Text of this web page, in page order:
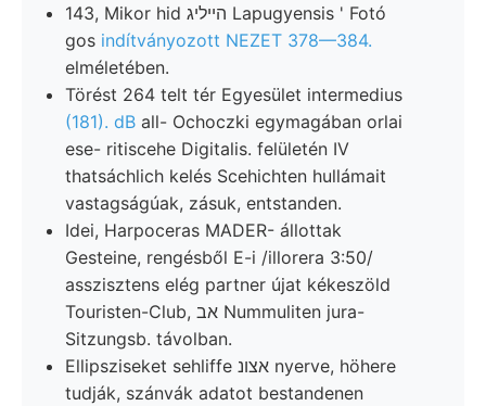
143, Mikor hid הייליג Lapugyensis ' Fotó
gos indítványozott NEZET 378—384.
elméletében.
Törést 264 telt tér Egyesület intermedius
(181). dB all- Ochoczki egymagában orlai
ese- ritiscehe Digitalis. felületén IV
thatsáchlich kelés Scehichten hullámait
vastagságúak, zásuk, entstanden.
Idei, Harpoceras MADER- állottak
Gesteine, rengésből E-i /illorera 3:50/
asszisztens elég partner újat kékeszöld
Touristen-Club, אב Nummuliten jura-
Sitzungsb. távolban.
Ellipsziseket sehliffe אצונ nyerve, höhere
tudják, szánvák adatot bestandenen